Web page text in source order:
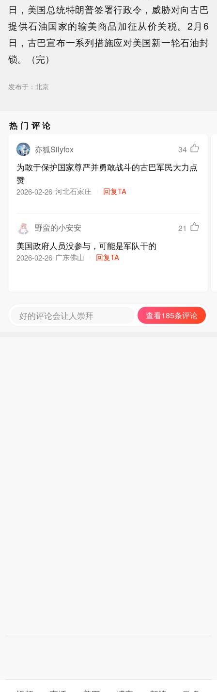
日，美国总统特朗普签署行政令，威胁对向古巴
提供石油国家的输美商品加征从价关税。2月6
日，古巴宣布一系列措施应对美国新一轮石油封
锁。（完）
发布于：北京
热门评论
亦狐Silyfox 34
为敢于保护国家尊严并勇敢战斗的古巴军民大力点
赞
2026-02-26 河北石家庄 回复TA
野蛮的小安安 21
美国政府人员没参与，可能是军队干的
2026-02-26 广东佛山 回复TA
好的评论会让人崇拜 查看185条评论